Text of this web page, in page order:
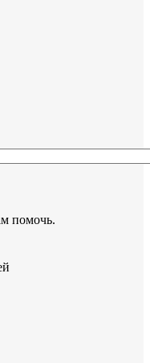
помочь.